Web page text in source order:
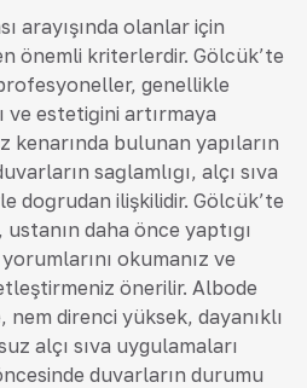
arayışında olanlar için
önemli kriterlerdir. Gölcük’te
genellikle
ve estetiğini artırmaya
kenarında bulunan yapıların
sağlamlığı, alçı sıva
doğrudan ilişkilidir. Gölcük’te
daha önce yaptığı
okumanız ve
önerilir. Albode
direnci yüksek, dayanıklı
alçı sıva uygulamaları
duvarların durumu